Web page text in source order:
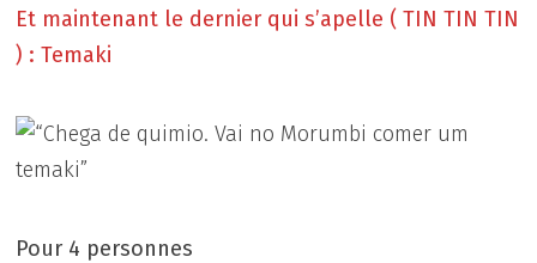
Et maintenant le dernier qui s’apelle ( TIN TIN TIN
) : Temaki
Pour 4 personnes